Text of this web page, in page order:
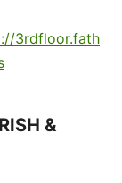
3rdfloor.fath
&